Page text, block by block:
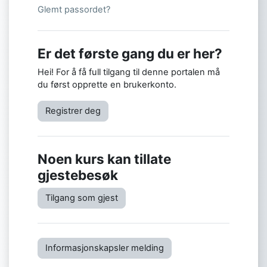
Glemt passordet?
Er det første gang du er her?
Hei! For å få full tilgang til denne portalen må
du først opprette en brukerkonto.
Registrer deg
Noen kurs kan tillate
gjestebesøk
Tilgang som gjest
Informasjonskapsler melding